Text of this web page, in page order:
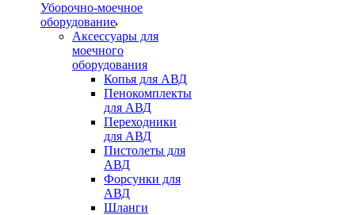
Уборочно-моечное
оборудование
Аксессуары для
моечного
оборудования
Копья для АВД
Пенокомплекты
для АВД
Переходники
для АВД
Пистолеты для
АВД
Форсунки для
АВД
Шланги